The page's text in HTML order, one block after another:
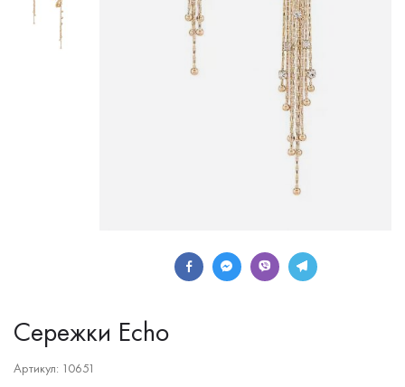
Сережки Echo
Артикул: 10651